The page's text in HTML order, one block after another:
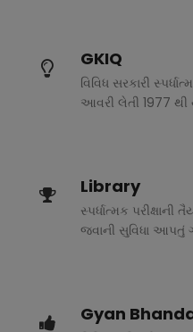
GKIQ
વિવિધ સરકારી
આવરી લેતી 1977 થી
Library
સ્પર્ધાત્મક પરીક્ષાની
જવાની સુવિધા આપતું
Gyan